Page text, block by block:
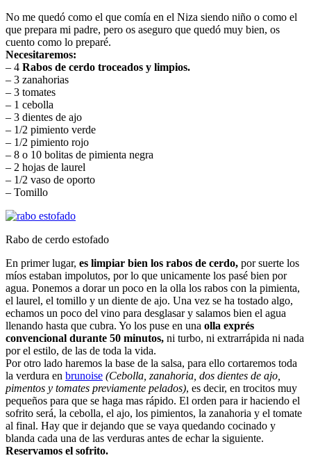
No me quedó como el que comía en el Niza siendo niño o como el
que prepara mi padre, pero os aseguro que quedó muy bien, os
cuento como lo preparé.
Necesitaremos:
– 4 Rabos de cerdo troceados y limpios.
– 3 zanahorias
– 3 tomates
– 1 cebolla
– 3 dientes de ajo
– 1/2 pimiento verde
– 1/2 pimiento rojo
– 8 o 10 bolitas de pimienta negra
– 2 hojas de laurel
– 1/2 vaso de oporto
– Tomillo
Rabo de cerdo estofado
En primer lugar, es limpiar bien los rabos de cerdo, por suerte los
míos estaban impolutos, por lo que unicamente los pasé bien por
agua. Ponemos a dorar un poco en la olla los rabos con la pimienta,
el laurel, el tomillo y un diente de ajo. Una vez se ha tostado algo,
echamos un poco del vino para desglasar y salamos bien el agua
llenando hasta que cubra. Yo los puse en una olla exprés
convencional durante 50 minutos, ni turbo, ni extrarrápida ni nada
por el estilo, de las de toda la vida.
Por otro lado haremos la base de la salsa, para ello cortaremos toda
la verdura en brunoise (Cebolla, zanahoria, dos dientes de ajo,
pimentos y tomates previamente pelados), es decir, en trocitos muy
pequeños para que se haga mas rápido. El orden para ir haciendo el
sofrito será, la cebolla, el ajo, los pimientos, la zanahoria y el tomate
al final. Hay que ir dejando que se vaya quedando cocinado y
blanda cada una de las verduras antes de echar la siguiente.
Reservamos el sofrito.